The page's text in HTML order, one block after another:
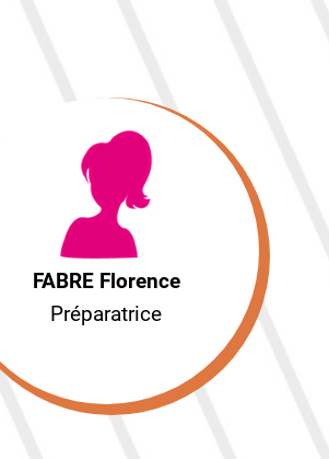
FABRE Florence
Préparatrice
FABRE Florence
Préparatrice